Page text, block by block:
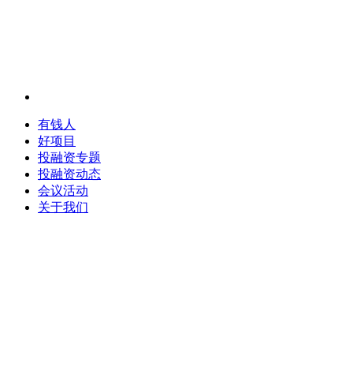
有钱人
好项目
投融资专题
投融资动态
会议活动
关于我们